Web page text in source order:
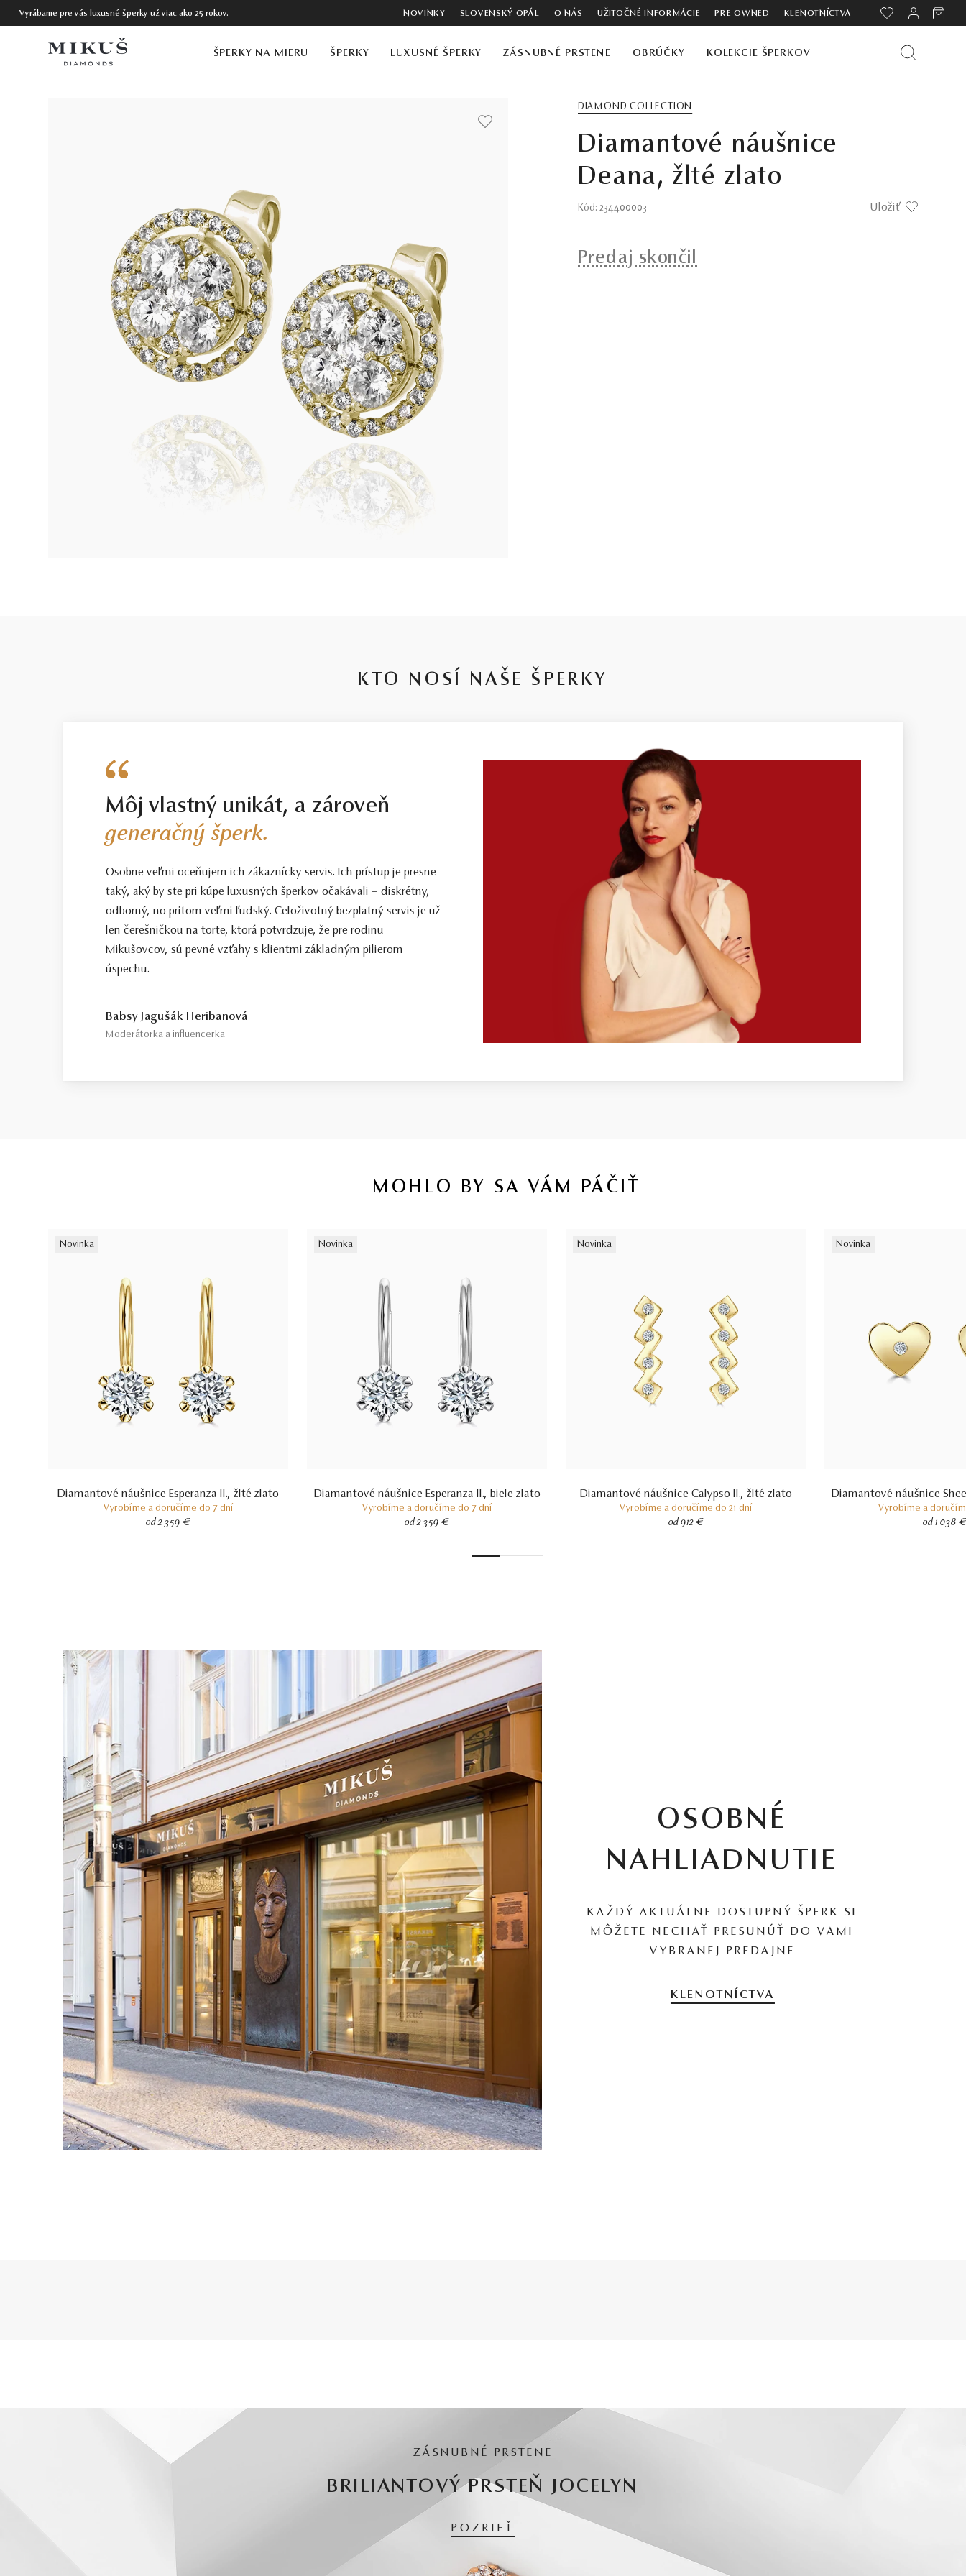
Vyrábame pre vás luxusné šperky už viac ako 25 rokov. NOVINKY SLOVENSKÝ OPÁL O NÁS UŽITOČNÉ INFORMÁCIE PRE OWNED KLENOTNÍCTVA
ŠPERKY NA MIERU ŠPERKY LUXUSNÉ ŠPERKY ZÁSNUBNÉ PRSTENE OBRÚČKY KOLEKCIE ŠPERKOV
DIAMOND COLLECTION
Diamantové náušnice
Deana, žlté zlato
Kód: 234400003 Uložiť
Predaj skončil
KTO NOSÍ NAŠE ŠPERKY
Môj vlastný unikát, a zároveň
generačný šperk.
Osobne veľmi oceňujem ich zákaznícky servis. Ich prístup je presne
taký, aký by ste pri kúpe luxusných šperkov očakávali – diskrétny,
odborný, no pritom veľmi ľudský. Celoživotný bezplatný servis je už
len čerešničkou na torte, ktorá potvrdzuje, že pre rodinu
Mikušovcov, sú pevné vzťahy s klientmi základným pilierom
úspechu.
Babsy Jagušák Heribanová
Moderátorka a influencerka
MOHLO BY SA VÁM PÁČIŤ
Novinka
Diamantové náušnice Esperanza II., žlté zlato
Vyrobíme a doručíme do 7 dní
od 2 359 €
Novinka
Diamantové náušnice Esperanza II., biele zlato
Vyrobíme a doručíme do 7 dní
od 2 359 €
Novinka
Diamantové náušnice Calypso II., žlté zlato
Vyrobíme a doručíme do 21 dní
od 912 €
Novinka
Diamantové náušnice
Vyrobíme a
od 1 038 €
OSOBNÉ
NAHLIADNUTIE
KAŽDÝ AKTUÁLNE DOSTUPNÝ ŠPERK SI
MÔŽETE NECHAŤ PRESUNÚŤ DO VAMI
VYBRANEJ PREDAJNE
KLENOTNÍCTVA
ZÁSNUBNÉ PRSTENE
BRILIANTOVÝ PRSTEŇ JOCELYN
POZRIEŤ